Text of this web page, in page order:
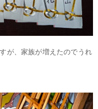
が、家族が増えたのでうれ